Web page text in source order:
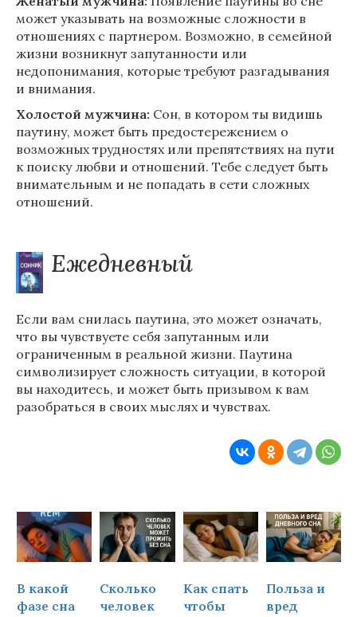
может указывать на возможные сложности в
отношениях с партнером. Возможно, в семейной
жизни возникнут запутанности или
недопонимания, которые требуют разгадывания
и внимания.
Холостой мужчина: Сон, в котором ты видишь
паутину, может быть предостережением о
возможных трудностях или препятствиях на пути
к поиску любви и отношений. Тебе следует быть
внимательным и не попадать в сети сложных
отношений.
Ежедневный
Если вам снилась паутина, это может означать,
что вы чувствуете себя запутанным или
ограниченным в реальной жизни. Паутина
символизирует сложность ситуации, в которой
вы находитесь, и может быть призывом к вам
разобраться в своих мыслях и чувствах.
В какой
фазе сна
Сколько
человек
Как спать
чтобы
Польза и
вред